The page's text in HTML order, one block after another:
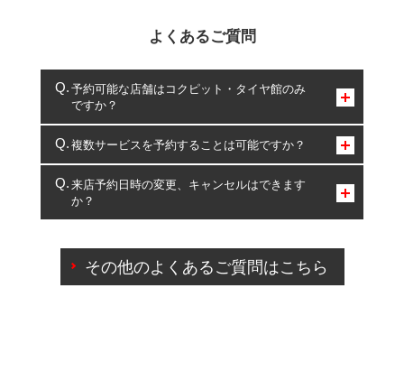
よくあるご質問
予約可能な店舗はコクピット・タイヤ館のみ
ですか？
コクピット・タイヤ館のみとなります。
複数サービスを予約することは可能ですか？
複数サービスのご予約は可能です。
一部の商品・サービスの組み合わせに限り、同時にご予約が
出来ないものもございます。
来店予約日時の変更、キャンセルはできます
か？
ご来店予約日の3営業日前を過ぎている場合のご予約
の日時変更につきましては、直接ご予約の店舗まで
その他のよくあるご質問はこちら